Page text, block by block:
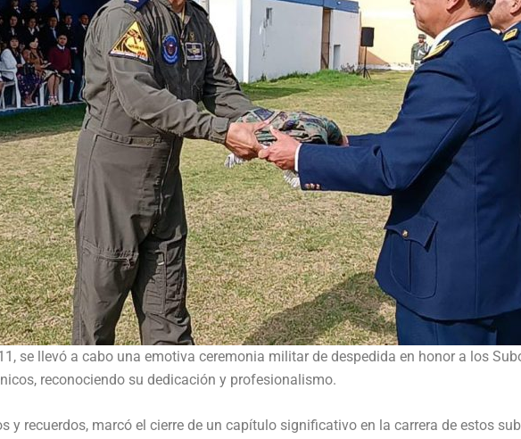
se llevó a cabo una emotiva ceremonia militar de despedida en honor a los
reconociendo su dedicación y profesionalismo.
y recuerdos, marcó el cierre de un capítulo significativo en la carrera de estos